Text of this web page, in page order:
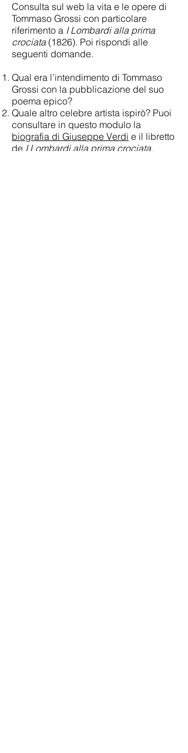
Consulta sul web la vita e le opere di
Tommaso Grossi con particolare
riferimento a I Lombardi alla prima
crociata (1826). Poi rispondi alle
seguenti domande.
Qual era l’intendimento di Tommaso
Grossi con la pubblicazione del suo
poema epico?
Quale altro celebre artista ispirò? Puoi
consultare in questo modulo la
biografia di Giuseppe Verdi e il libretto
de I Lombardi alla prima crociata.